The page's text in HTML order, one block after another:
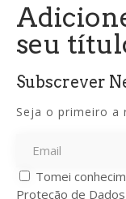
seu
Subscrever
Seja o primeiro a
Tomei
Proteção de